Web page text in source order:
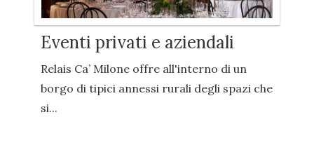
Eventi privati e aziendali
Relais Ca’ Milone offre all'interno di un
borgo di tipici annessi rurali degli spazi che
si...